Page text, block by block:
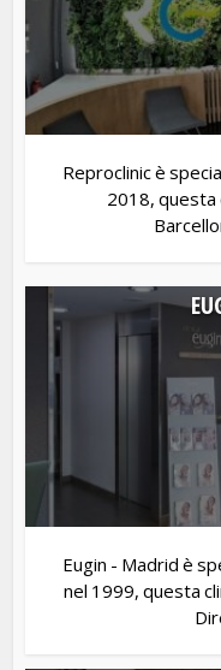
Reproclinic è
2018, questa
Eugin - Madrid è
nel 1999, questa